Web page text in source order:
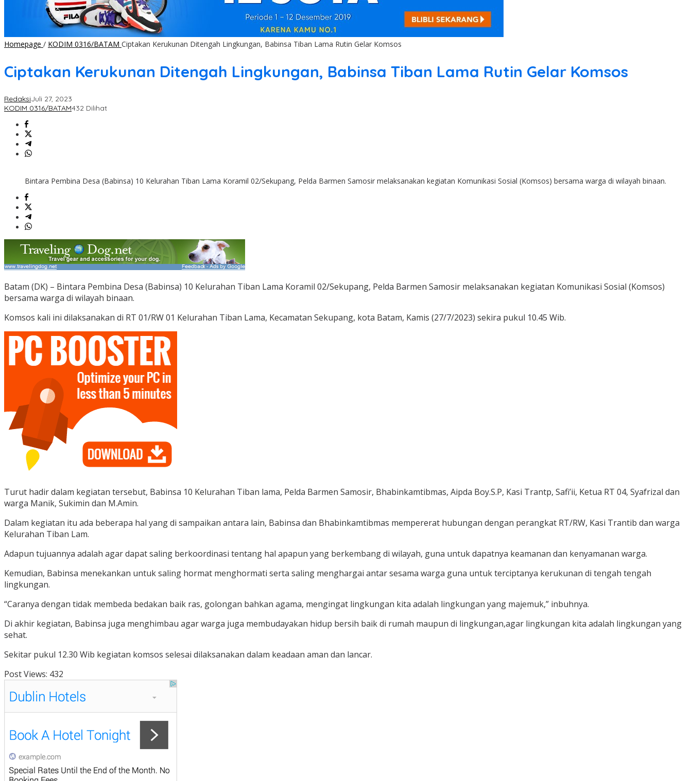
Homepage / KODIM 0316/BATAM Ciptakan Kerukunan Ditengah Lingkungan, Babinsa Tiban Lama Rutin Gelar Komsos
Ciptakan Kerukunan Ditengah Lingkungan, Babinsa Tiban Lama Rutin Gelar Komsos
RedaksiJuli 27, 2023
KODIM 0316/BATAM432 Dilihat
Bintara Pembina Desa (Babinsa) 10 Kelurahan Tiban Lama Koramil 02/Sekupang, Pelda Barmen Samosir melaksanakan kegiatan Komunikasi Sosial (Komsos) bersama warga di wilayah binaan.
Batam (DK) – Bintara Pembina Desa (Babinsa) 10 Kelurahan Tiban Lama Koramil 02/Sekupang, Pelda Barmen Samosir melaksanakan kegiatan Komunikasi Sosial (Komsos)
bersama warga di wilayah binaan.
Komsos kali ini dilaksanakan di RT 01/RW 01 Kelurahan Tiban Lama, Kecamatan Sekupang, kota Batam, Kamis (27/7/2023) sekira pukul 10.45 Wib.
Turut hadir dalam kegiatan tersebut, Babinsa 10 Kelurahan Tiban lama, Pelda Barmen Samosir, Bhabinkamtibmas, Aipda Boy.S.P, Kasi Trantp, Safi’ii, Ketua RT 04, Syafrizal dan
warga Manik, Sukimin dan M.Amin.
Dalam kegiatan itu ada beberapa hal yang di sampaikan antara lain, Babinsa dan Bhabinkamtibmas mempererat hubungan dengan perangkat RT/RW, Kasi Trantib dan warga
Kelurahan Tiban Lam.
Adapun tujuannya adalah agar dapat saling berkoordinasi tentang hal apapun yang berkembang di wilayah, guna untuk dapatnya keamanan dan kenyamanan warga.
Kemudian, Babinsa menekankan untuk saling hormat menghormati serta saling menghargai antar sesama warga guna untuk terciptanya kerukunan di tengah tengah
lingkungan.
“Caranya dengan tidak membeda bedakan baik ras, golongan bahkan agama, mengingat lingkungan kita adalah lingkungan yang majemuk,” inbuhnya.
Di akhir kegiatan, Babinsa juga menghimbau agar warga juga membudayakan hidup bersih baik di rumah maupun di lingkungan,agar lingkungan kita adalah lingkungan yang
sehat.
Sekitar pukul 12.30 Wib kegiatan komsos selesai dilaksanakan dalam keadaan aman dan lancar.
Post Views: 432